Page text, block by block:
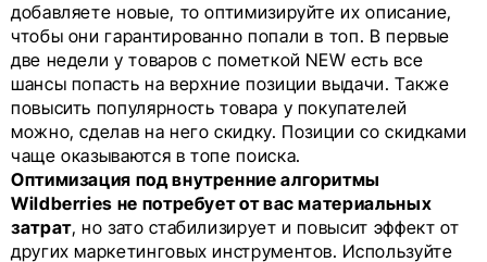
добавляете новые, то оптимизируйте их описание,
чтобы они гарантированно попали в топ. В первые
две недели у товаров с пометкой NEW есть все
шансы попасть на верхние позиции выдачи. Также
повысить популярность товара у покупателей
можно, сделав на него скидку. Позиции со скидками
чаще оказываются в топе поиска.
Оптимизация под внутренние алгоритмы
Wildberries не потребует от вас материальных
затрат, но зато стабилизирует и повысит эффект от
других маркетинговых инструментов. Используйте